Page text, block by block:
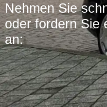
Nehmen Sie
oder fordern Sie
an: